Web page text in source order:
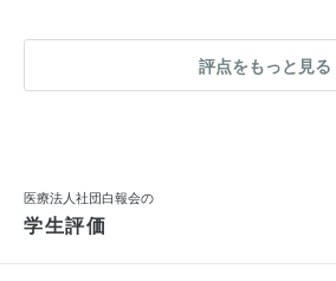
評点をもっと見る
医療法人社団白報会の
学生評価